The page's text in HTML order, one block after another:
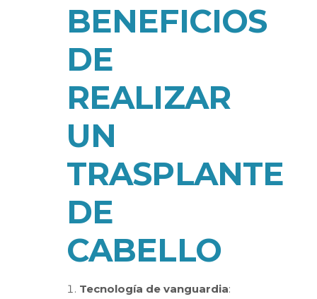
BENEFICIOS
DE
REALIZAR
UN
TRASPLANTE
DE
CABELLO
Tecnología de vanguardia: